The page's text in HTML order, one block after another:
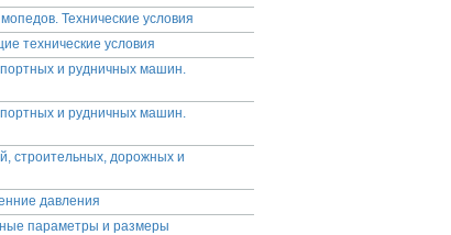
Технические условия
технические условия
и рудничных машин.
и рудничных машин.
строительных, дорожных и
давления
параметры и размеры